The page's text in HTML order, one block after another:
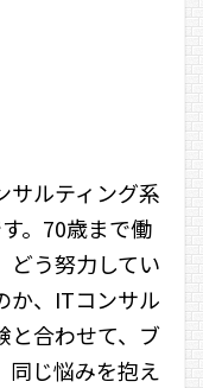
サルティング系
。70歳まで働
どう努力してい
か、ITコンサル
と合わせて、ブ
同じ悩みを抱え